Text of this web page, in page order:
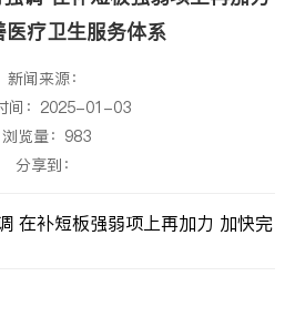
医疗卫生服务体系
新闻来源：
间：2025-01-03
浏览量：983
分享到：
在补短板强弱项上再加力 加快完